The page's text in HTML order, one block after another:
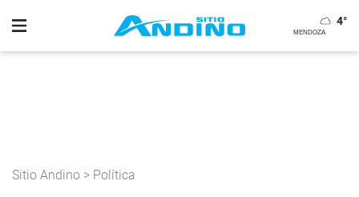
4°
Sitio Andino > Política